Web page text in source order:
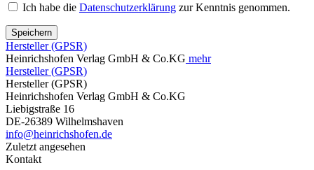
Ich habe die Datenschutzerklärung zur Kenntnis genommen.
Speichern
Hersteller (GPSR)
Heinrichshofen Verlag GmbH & Co.KG mehr
Hersteller (GPSR)
Hersteller (GPSR)
Heinrichshofen Verlag GmbH & Co.KG
Liebigstraße 16
DE-26389 Wilhelmshaven
info@heinrichshofen.de
Zuletzt angesehen
Kontakt